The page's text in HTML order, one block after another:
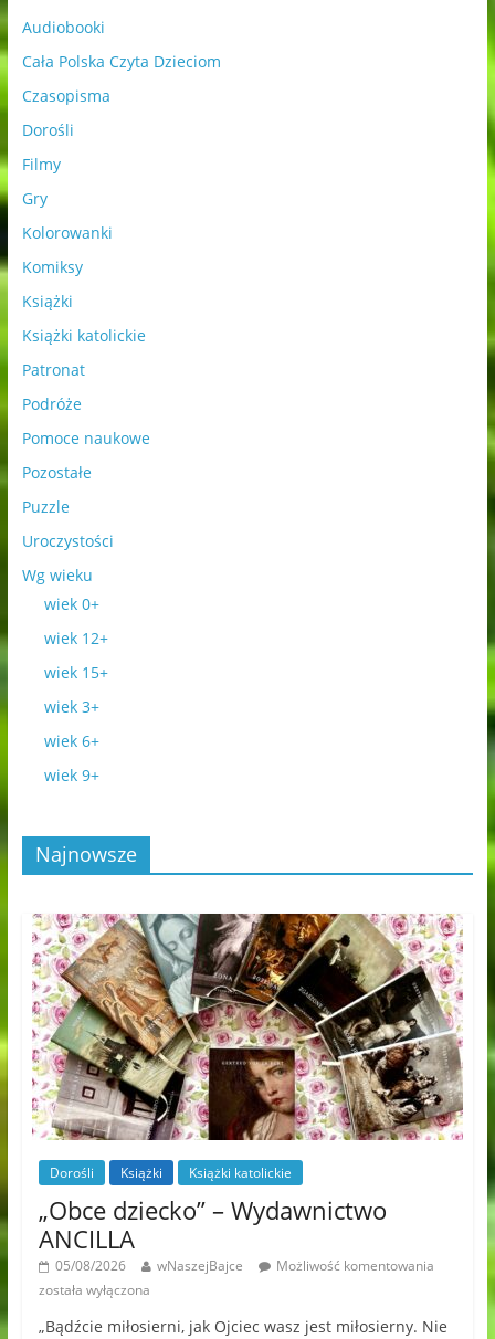
Audiobooki
Cała Polska Czyta Dzieciom
Czasopisma
Dorośli
Filmy
Gry
Kolorowanki
Komiksy
Książki
Książki katolickie
Patronat
Podróże
Pomoce naukowe
Pozostałe
Puzzle
Uroczystości
Wg wieku
wiek 0+
wiek 12+
wiek 15+
wiek 3+
wiek 6+
wiek 9+
Najnowsze
Dorośli Książki Książki katolickie
„Obce dziecko” – Wydawnictwo
ANCILLA
05/08/2026 wNaszejBajce
Możliwość komentowania
została wyłączona
„Bądźcie miłosierni, jak Ojciec wasz jest miłosierny. Nie